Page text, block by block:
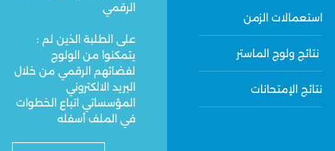
الرقمي
: على الطلبة الذين لم
يتمكنوا من الولوج
لفضائهم الرقمي من خلال
البريد الالكتروني
المؤسساتي اتباع الخطوات
في الملف أسفله
استعمالات الزمن
نتائج الإمتحانات